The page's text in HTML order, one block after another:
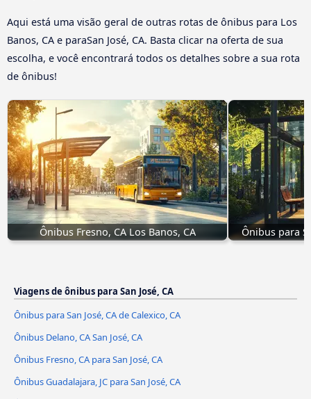
Aqui está uma visão geral de outras rotas de ônibus para Los
Banos, CA e paraSan José, CA. Basta clicar na oferta de sua
escolha, e você encontrará todos os detalhes sobre a sua rota
de ônibus!
Ônibus Fresno, CA Los Banos, CA Ônibus para
Viagens de ônibus para San José, CA
Ônibus para San José, CA de Calexico, CA
Ônibus Delano, CA San José, CA
Ônibus Fresno, CA para San José, CA
Ônibus Guadalajara, JC para San José, CA